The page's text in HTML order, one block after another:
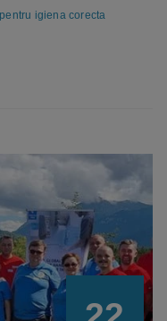
igiena corecta